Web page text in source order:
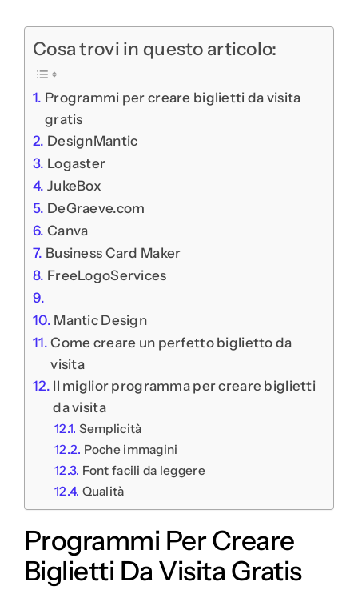
Cosa trovi in questo articolo:
Programmi per creare biglietti da visita
gratis
DesignMantic
Logaster
JukeBox
DeGraeve.com
Canva
Business Card Maker
FreeLogoServices
Mantic Design
Come creare un perfetto biglietto da
visita
Il miglior programma per creare biglietti
da visita
Semplicità
Poche immagini
Font facili da leggere
Qualità
Programmi Per Creare
Biglietti Da Visita Gratis